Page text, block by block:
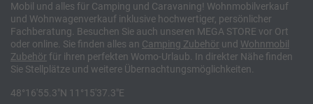
Mobil und alles für Camping und Caravaning! Wohnmobilverkauf
und Wohnwagenverkauf inklusive hochwertiger, persönlicher
Fachberatung. Besuchen Sie auch unseren MEGA STORE vor Ort
oder online. Sie finden alles an Camping Zubehör und Wohnmobil
Zubehör für ihren perfekten Womo-Urlaub. In direkter Nähe finden
Sie Stellplätze und weitere Übernachtungsmöglichkeiten.
48°16'55.3"N 11°15'37.3"E